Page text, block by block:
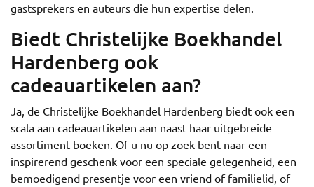
gastsprekers en auteurs die hun expertise delen.
Biedt Christelijke Boekhandel
Hardenberg ook
cadeauartikelen aan?
Ja, de Christelijke Boekhandel Hardenberg biedt ook een
scala aan cadeauartikelen aan naast haar uitgebreide
assortiment boeken. Of u nu op zoek bent naar een
inspirerend geschenk voor een speciale gelegenheid, een
bemoedigend presentje voor een vriend of familielid, of